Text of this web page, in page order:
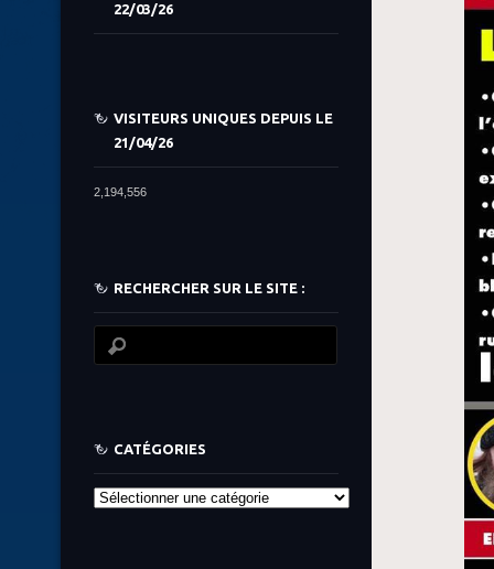
22/03/26
VISITEURS UNIQUES DEPUIS LE
21/04/26
2,194,556
RECHERCHER SUR LE SITE :
CATÉGORIES
Catégories